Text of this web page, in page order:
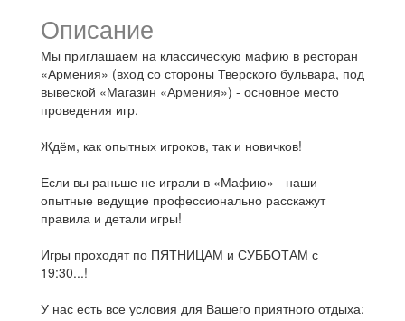
Описание
Мы приглашаем на классическую мафию в ресторан
«Армения» (вход со стороны Тверского бульвара, под
вывеской «Магазин «Армения») - основное место
проведения игр.
Ждём, как опытных игроков, так и новичков!
Если вы раньше не играли в «Мафию» - наши
опытные ведущие профессионально расскажут
правила и детали игры!
Игры проходят по ПЯТНИЦАМ и СУББОТАМ с
19:30...!
У нас есть все условия для Вашего приятного отдыха: